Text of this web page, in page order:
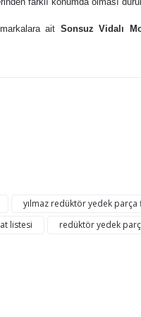
ait Sonsuz Vidalı
bulunuyor.
daha pahalı.
yılmaz redüktör yedek parça
listesi
redüktör yedek